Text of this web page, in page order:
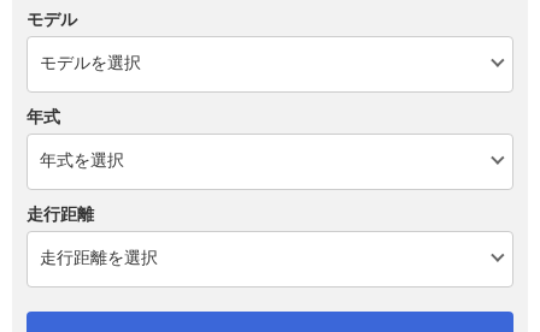
モデル
年式
走行距離